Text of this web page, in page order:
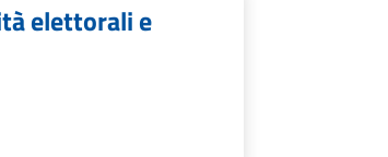
elettorali e